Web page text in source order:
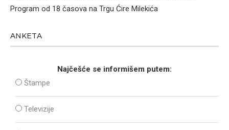
Program od 18 časova na Trgu Ćire Milekića
ANKETA
Najčešće se informišem putem:
Štampe
Televizije